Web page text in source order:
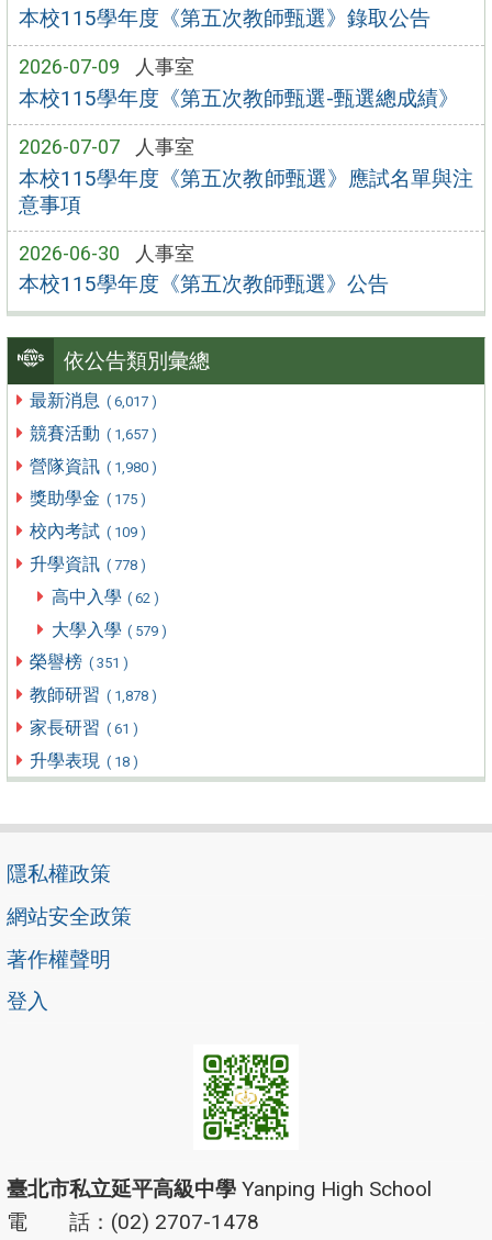
本校115學年度《第五次教師甄選》錄取公告
2026-07-09 人事室
本校115學年度《第五次教師甄選-甄選總成績》
2026-07-07 人事室
本校115學年度《第五次教師甄選》應試名單與注
意事項
2026-06-30 人事室
本校115學年度《第五次教師甄選》公告
依公告類別彙總
最新消息 ( 6,017 )
競賽活動 ( 1,657 )
營隊資訊 ( 1,980 )
獎助學金 ( 175 )
校內考試 ( 109 )
升學資訊 ( 778 )
高中入學 ( 62 )
大學入學 ( 579 )
榮譽榜 ( 351 )
教師研習 ( 1,878 )
家長研習 ( 61 )
升學表現 ( 18 )
隱私權政策
網站安全政策
著作權聲明
登入
臺北市私立延平高級中學 Yanping High School
電 話：(02) 2707-1478